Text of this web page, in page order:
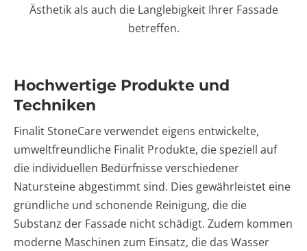
Ästhetik als auch die Langlebigkeit Ihrer Fassade
betreffen.
Hochwertige Produkte und
Techniken
Finalit StoneCare verwendet eigens entwickelte,
umweltfreundliche Finalit Produkte, die speziell auf
die individuellen Bedürfnisse verschiedener
Natursteine abgestimmt sind. Dies gewährleistet eine
gründliche und schonende Reinigung, die die
Substanz der Fassade nicht schädigt. Zudem kommen
moderne Maschinen zum Einsatz, die das Wasser